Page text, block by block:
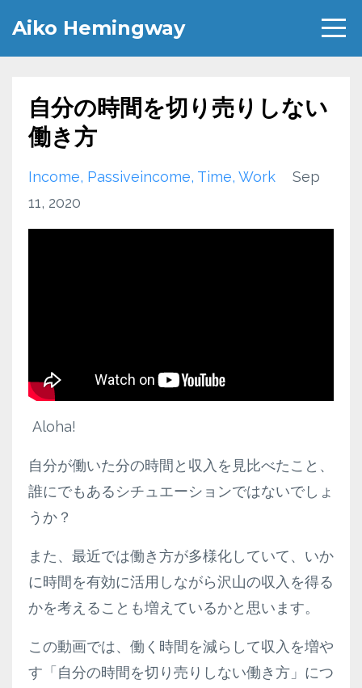
Aiko Hemingway
自分の時間を切り売りしない
働き方
Income Passiveincome Time Work
Sep
11, 2020
Aloha!
自分が働いた分の時間と収入を見比べたこと、
誰にでもあるシチュエーションではないでしょ
うか？
また、最近では働き方が多様化していて、いか
に時間を有効に活用しながら沢山の収入を得る
かを考えることも増えているかと思います。
この動画では、働く時間を減らして収入を増や
す「自分の時間を切り売りしない働き方」につ